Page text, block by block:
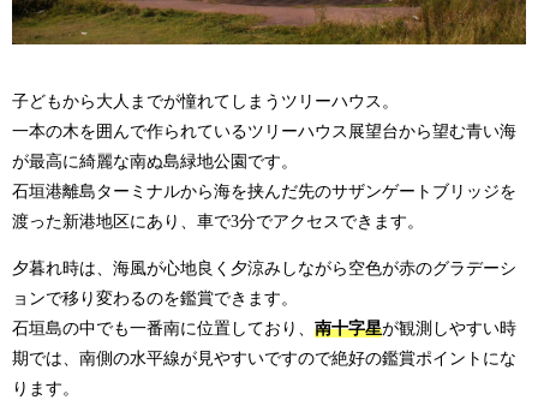
子どもから大人までが憧れてしまうツリーハウス。
一本の木を囲んで作られているツリーハウス展望台から望む青い海
が最高に綺麗な南ぬ島緑地公園です。
石垣港離島ターミナルから海を挟んだ先のサザンゲートブリッジを
渡った新港地区にあり、車で3分でアクセスできます。
夕暮れ時は、海風が心地良く夕涼みしながら空色が赤のグラデーシ
ョンで移り変わるのを鑑賞できます。
石垣島の中でも一番南に位置しており、 南十字星が観測しやすい時
期では、南側の水平線が見やすいですので絶好の鑑賞ポイントにな
ります。